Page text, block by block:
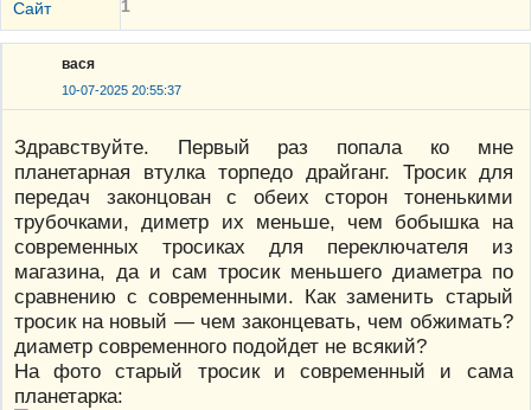
Сайт 1
вася
10-07-2025 20:55:37
Здравствуйте. Первый раз попала ко мне
планетарная втулка торпедо драйганг. Тросик для
передач законцован с обеих сторон тоненькими
трубочками, диметр их меньше, чем бобышка на
современных тросиках для переключателя из
магазина, да и сам тросик меньшего диаметра по
сравнению с современными. Как заменить старый
тросик на новый — чем законцевать, чем обжимать?
диаметр современного подойдет не всякий?
На фото старый тросик и современный и сама
планетарка: